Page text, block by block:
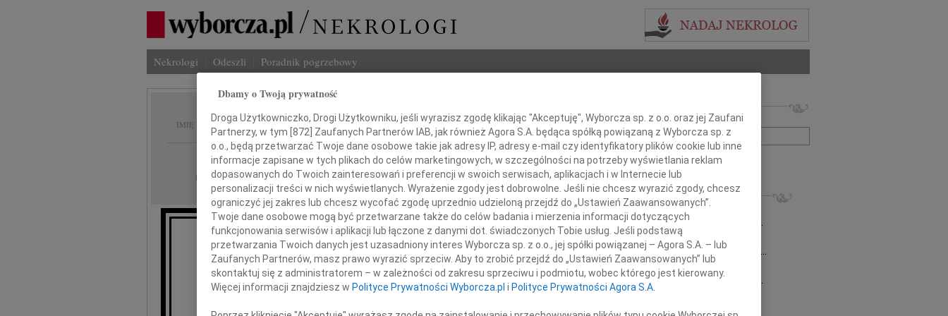
Nekrologi Odeszli Poradnik pogrzebowy
IMIĘ I NAZWISKO: Tadeusz Dyr
REGION: Radom
DATA EMISJI: 17.10.2019
Z głębokim żalem żegnamy
dr. hab.
Imię i nazwisko lub numer ogłoszenia:
+ szukanie zaawansowane
INNE NEKROLOGI
06.08.2026Radom
Sędziemu Marcinowi Kobylskiemu wyrazy...
Stanisław Kowalski06.11.2024
Z ogromnym smutkiem żegnamy Stanisława...
28.10.2022
Radom
Sędzi Beacie Zielińskiej wyrazy głębokiego...
Janina Kwapisiewicz
W sierpniu mija kolejna rocznica śmierci...
Dbamy o Twoją prywatność
Droga Użytkowniczko, Drogi Użytkowniku, jeśli wyrazisz zgodę klikając "Akceptuję", Wyborcza sp. z o.o. oraz jej Zaufani
Partnerzy, w tym [872] Zaufanych Partnerów IAB, jak również Agora S.A. będąca spółką powiązaną z Wyborcza sp. z
o.o., będą przetwarzać Twoje dane osobowe takie jak adresy IP, adresy e-mail czy identyfikatory plików cookie lub inne
informacje zapisane w tych plikach do celów marketingowych, w szczególności na potrzeby wyświetlania reklam
dopasowanych do Twoich zainteresowań i preferencji w swoich serwisach, aplikacjach i w Internecie lub
personalizacji treści w nich wyświetlanych. Wyrażenie zgody jest dobrowolne. Jeśli nie chcesz wyrazić zgody, chcesz
ograniczyć jej zakres lub chcesz wycofać zgodę uprzednio udzieloną przejdź do „Ustawień Zaawansowanych”.
Twoje dane osobowe mogą być przetwarzane także do celów badania i mierzenia informacji dotyczących
funkcjonowania serwisów i aplikacji lub łączone z danymi dot. świadczonych Tobie usług. Jeśli podstawą
przetwarzania Twoich danych jest uzasadniony interes Wyborcza sp. z o.o., jej spółki powiązanej – Agora S.A. – lub
Zaufanych Partnerów, masz prawo wyrazić sprzeciw. Aby to zrobić przejdź do „Ustawień Zaawansowanych” lub
skontaktuj się z administratorem – w zależności od zakresu sprzeciwu i podmiotu, wobec którego jest kierowany.
Więcej informacji znajdziesz w Polityce Prywatności Wyborcza.pl i Polityce Prywatności Agora S.A.